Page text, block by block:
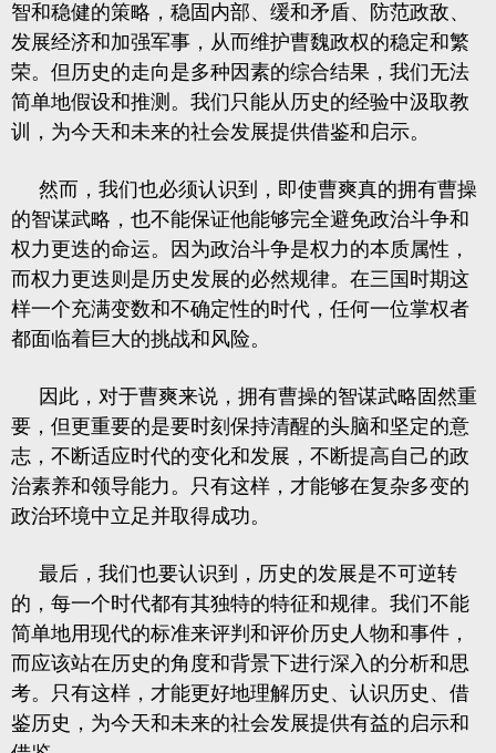
智和稳健的策略，稳固内部、缓和矛盾、防范政敌、
发展经济和加强军事，从而维护曹魏政权的稳定和繁
荣。但历史的走向是多种因素的综合结果，我们无法
简单地假设和推测。我们只能从历史的经验中汲取教
训，为今天和未来的社会发展提供借鉴和启示。
然而，我们也必须认识到，即使曹爽真的拥有曹操
的智谋武略，也不能保证他能够完全避免政治斗争和
权力更迭的命运。因为政治斗争是权力的本质属性，
而权力更迭则是历史发展的必然规律。在三国时期这
样一个充满变数和不确定性的时代，任何一位掌权者
都面临着巨大的挑战和风险。
因此，对于曹爽来说，拥有曹操的智谋武略固然重
要，但更重要的是要时刻保持清醒的头脑和坚定的意
志，不断适应时代的变化和发展，不断提高自己的政
治素养和领导能力。只有这样，才能够在复杂多变的
政治环境中立足并取得成功。
最后，我们也要认识到，历史的发展是不可逆转
的，每一个时代都有其独特的特征和规律。我们不能
简单地用现代的标准来评判和评价历史人物和事件，
而应该站在历史的角度和背景下进行深入的分析和思
考。只有这样，才能更好地理解历史、认识历史、借
鉴历史，为今天和未来的社会发展提供有益的启示和